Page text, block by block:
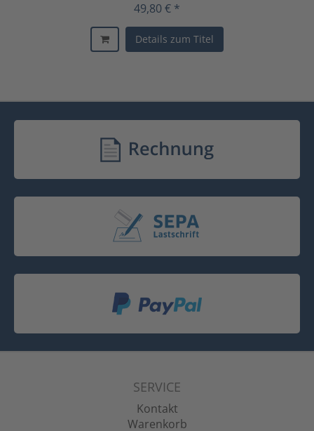
49,80 € *
Details zum Titel
SERVICE
Kontakt
Warenkorb